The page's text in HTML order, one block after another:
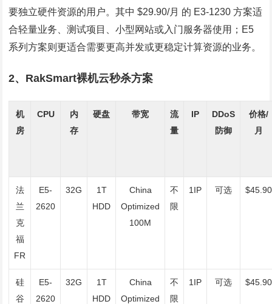
要独立硬件资源的用户。其中 $29.90/月 的 E3-1230 方案适
合轻量业务、测试项目、小型网站或入门服务器使用；E5
系列方案则更适合需要更高并发或更稳定计算资源的业务。
2、RakSmart裸机云秒杀方案
机
房
CPU
内
存
硬盘 带宽
流
量
IP
DDoS
防御
价格/
月
法
兰
克
福
FR
E5-
2620
32G
1T
HDD
China
Optimized
100M
不
限
1IP 可选 $45.90
硅
谷
E5-
2620
32G
1T
HDD
China
Optimized
不
限
1IP 可选 $45.90